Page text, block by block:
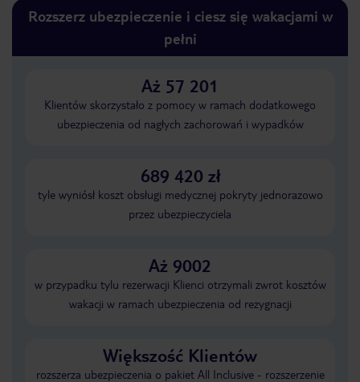
Rozszerz ubezpieczenie i ciesz się wakacjami w
pełni
Aż 57 201
Klientów skorzystało z pomocy w ramach dodatkowego
ubezpieczenia od nagłych zachorowań i wypadków
689 420 zł
tyle wyniósł koszt obsługi medycznej pokryty jednorazowo
przez ubezpieczyciela
Aż 9002
w przypadku tylu rezerwacji Klienci otrzymali zwrot kosztów
wakacji w ramach ubezpieczenia od rezygnacji
Większość Klientów
rozszerza ubezpieczenia o pakiet All Inclusive - rozszerzenie